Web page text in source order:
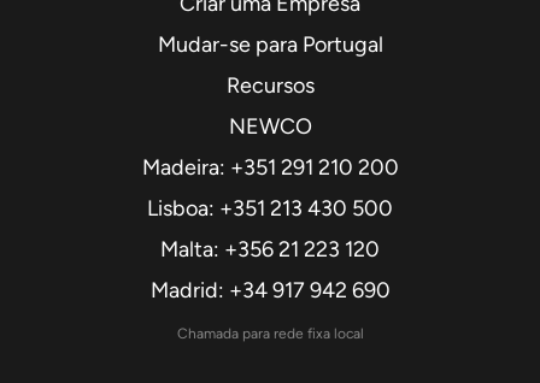
Mudar-se para Portugal
Recursos
NEWCO
Madeira: +351 291 210 200
Lisboa: +351 213 430 500
Malta: +356 21 223 120
Madrid: +34 917 942 690
Chamada para rede fixa local